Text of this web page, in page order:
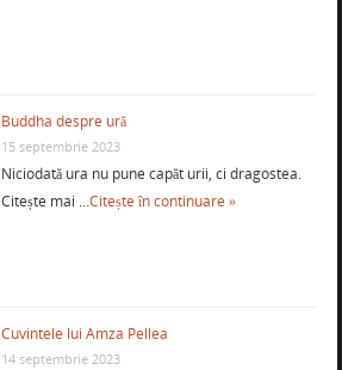
Buddha despre ură
15 septembrie 2023
Niciodată ura nu pune capăt urii, ci dragostea.
Citește mai …Citește în continuare »
Cuvintele lui Amza Pellea
14 septembrie 2023